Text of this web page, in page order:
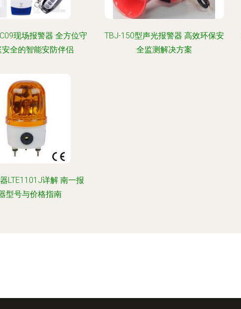
现场报警器 全方位守
全的智能安防伴侣
TBJ-150型声光报警器 高效环保安
全监测解决方案
LTE1101J详解 南一报
型号与价格指南